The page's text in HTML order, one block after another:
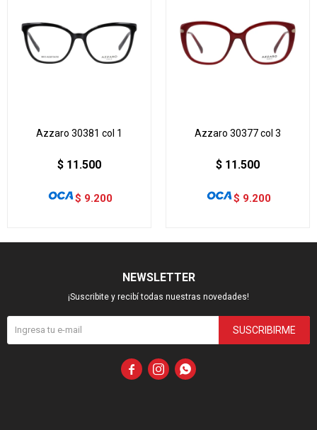
Azzaro 30381 col 1
$ 11.500
$ 9.200
Azzaro 30377 col 3
$ 11.500
$ 9.200
NEWSLETTER
¡Suscribite y recibí todas nuestras novedades!
SUSCRIBIRME
  